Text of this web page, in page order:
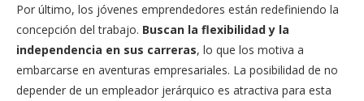
Por último, los jóvenes emprendedores están redefiniendo la
concepción del trabajo. Buscan la flexibilidad y la
independencia en sus carreras, lo que los motiva a
embarcarse en aventuras empresariales. La posibilidad de no
depender de un empleador jerárquico es atractiva para esta